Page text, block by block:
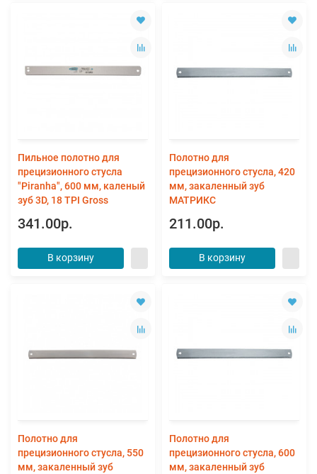
Пильное полотно для
прецизионного стусла
"Piranha", 600 мм, каленый
зуб 3D, 18 TPI Gross
341.00р.
В корзину
Полотно для
прецизионного стусла, 420
мм, закаленный зуб
МАТРИКС
211.00р.
В корзину
Полотно для
прецизионного стусла, 550
мм, закаленный зуб
Полотно для
прецизионного стусла, 600
мм, закаленный зуб